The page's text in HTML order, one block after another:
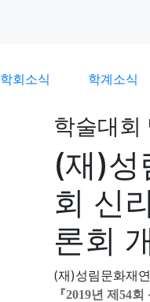
학회소식 학계소식
학술대회
(재)
회 신
론회
(재)성림문화재
『2019년 제54